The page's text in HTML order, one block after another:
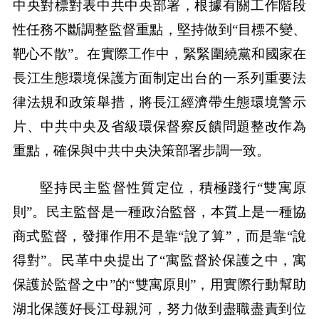
中央對標對表中共中央部署，根據有關工作階段
性任務不斷調整監督重點，堅持做到“目標不變、
靶心不散”。在實際工作中，緊緊圍繞黨和國家在
長江生態環境保護方面制定出台的一系列重要法
律法規和政策舉措，將長江經濟帶生態環境警示
片、中共中央及省級環保督察反饋問題整改作為
重點，確保與中共中央決策部署步調一致。
堅持民主監督性質定位，積極踐行“雙寓原
則”。民主監督是一種政治監督，本質上是一種協
商式監督，發揮作用不是靠“說了算”，而是靠“說
得對”。民革中央提出了“寓監督於保護之中，寓
保護於監督之中”的“雙寓原則”，用實際行動幫助
湖北保護好長江母親河，努力做到盡職盡責到位